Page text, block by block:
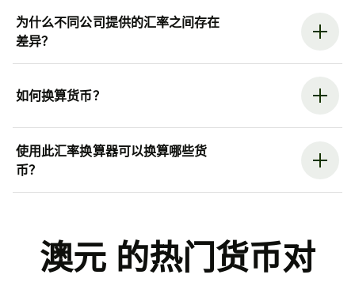
为什么不同公司提供的汇率之间存在
差异？
如何换算货币？
使用此汇率换算器可以换算哪些货
币？
澳元 的热门货币对